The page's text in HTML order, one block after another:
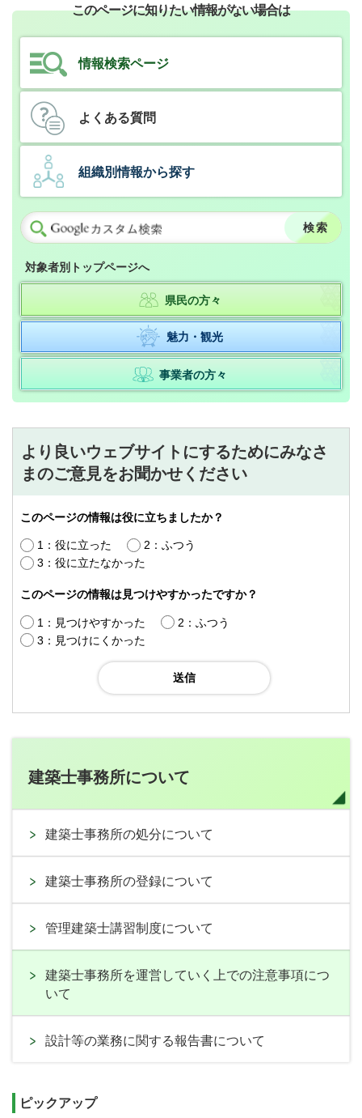
このページに知りたい情報がない場合は
情報検索ページ
よくある質問
組織別情報から探す
対象者別トップページへ
県民の方々
魅力・観光
事業者の方々
より良いウェブサイトにするためにみなさ
まのご意見をお聞かせください
このページの情報は役に立ちましたか？
1：役に立った
2：ふつう
3：役に立たなかった
このページの情報は見つけやすかったですか？
1：見つけやすかった
2：ふつう
3：見つけにくかった
建築士事務所について
建築士事務所の処分について
建築士事務所の登録について
管理建築士講習制度について
建築士事務所を運営していく上での注意事項につ
いて
設計等の業務に関する報告書について
ピックアップ